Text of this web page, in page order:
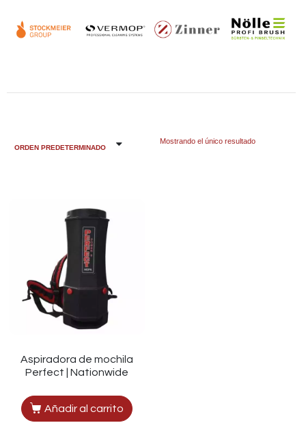
Mostrando el único resultado
Aspiradora de mochila
Perfect | Nationwide
Añadir al carrito